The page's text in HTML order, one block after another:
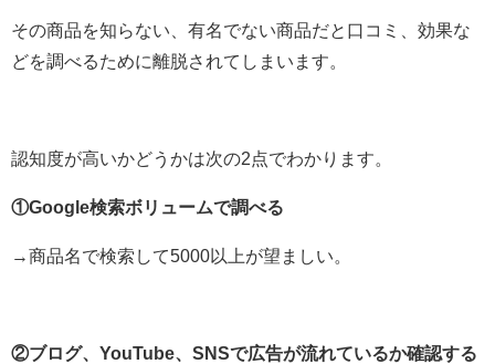
その商品を知らない、有名でない商品だと口コミ、効果な
どを調べるために離脱されてしまいます。
認知度が高いかどうかは次の2点でわかります。
①Google検索ボリュームで調べる
→商品名で検索して5000以上が望ましい。
②ブログ、YouTube、SNSで広告が流れているか確認する